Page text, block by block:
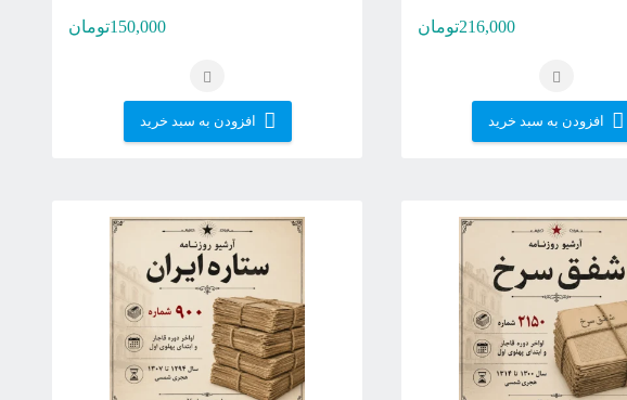
216,000تومان
افزودن به سبد خرید
150,000تومان
افزودن به سبد خرید